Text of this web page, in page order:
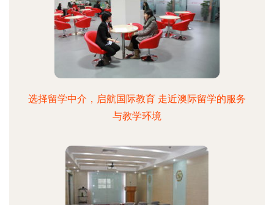
选择留学中介，启航国际教育 走近澳际留学的服务
与教学环境